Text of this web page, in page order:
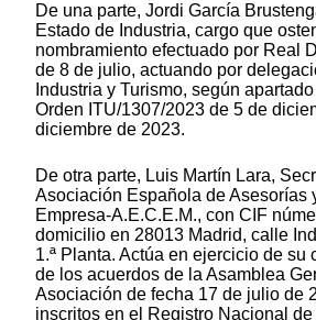
De una parte, Jordi García
Estado de Industria, cargo que
nombramiento efectuado por Real
de 8 de julio, actuando por
Industria y Turismo, según
Orden ITU/1307/2023 de 5 de
diciembre de 2023.
De otra parte, Luis Martín Lara,
Asociación Española de Asesorías
Empresa-A.E.C.E.M., con CIF
domicilio en 28013 Madrid, calle
1.ª Planta. Actúa en ejercicio de su
de los acuerdos de la Asamblea
Asociación de fecha 17 de julio de
inscritos en el Registro Nacional